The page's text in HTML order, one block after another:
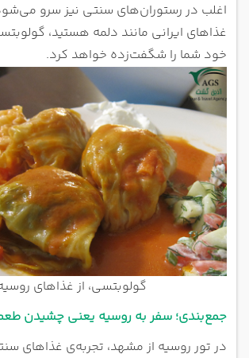
اغلب در رستوران‌های سنتی نیز سرو
غذاهای ایرانی مانند دلمه هستید،
خود شما را شگفت‌زده خواهد کرد.
گولوبتسی، از غذاهای
جمع‌بندی؛ سفر به روسیه یعنی چشیدن
در تور روسیه از مشهد، تجربه‌ی